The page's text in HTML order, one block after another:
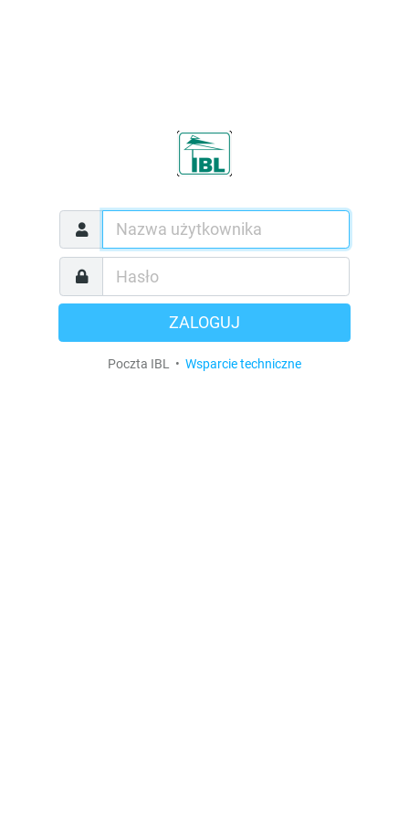
ZALOGUJ
Poczta IBL • Wsparcie techniczne